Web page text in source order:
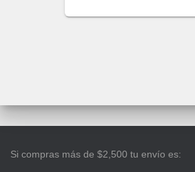
Si compras más de $2,500 tu envío es: